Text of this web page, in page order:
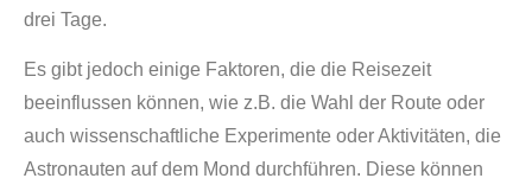
drei Tage.
Es gibt jedoch einige Faktoren, die die Reisezeit
beeinflussen können, wie z.B. die Wahl der Route oder
auch wissenschaftliche Experimente oder Aktivitäten, die
Astronauten auf dem Mond durchführen. Diese können